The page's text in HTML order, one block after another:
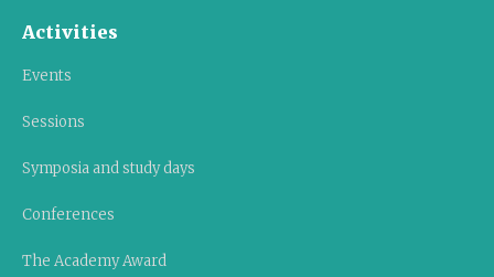
Activities
Events
Sessions
Symposia and study days
Conferences
The Academy Award